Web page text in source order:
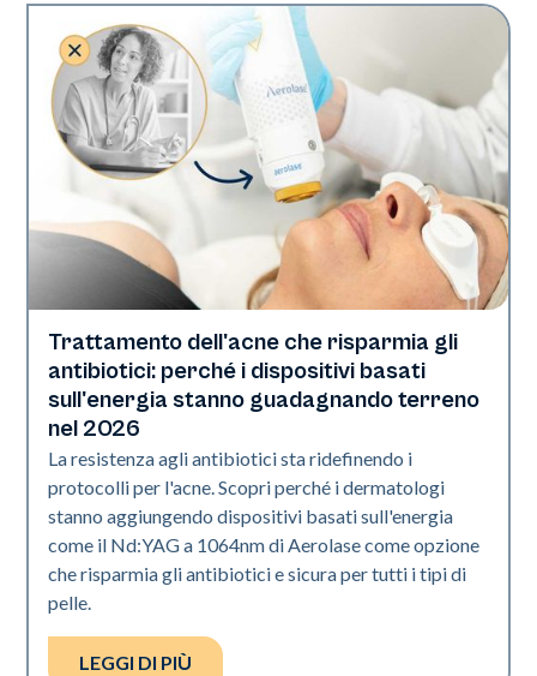
Salute della pelle
Trattamento dell'acne che risparmia gli
antibiotici: perché i dispositivi basati
sull'energia stanno guadagnando terreno
nel 2026
La resistenza agli antibiotici sta ridefinendo i
protocolli per l'acne. Scopri perché i dermatologi
stanno aggiungendo dispositivi basati sull'energia
come il Nd:YAG a 1064nm di Aerolase come opzione
che risparmia gli antibiotici e sicura per tutti i tipi di
pelle.
LEGGI DI PIÙ